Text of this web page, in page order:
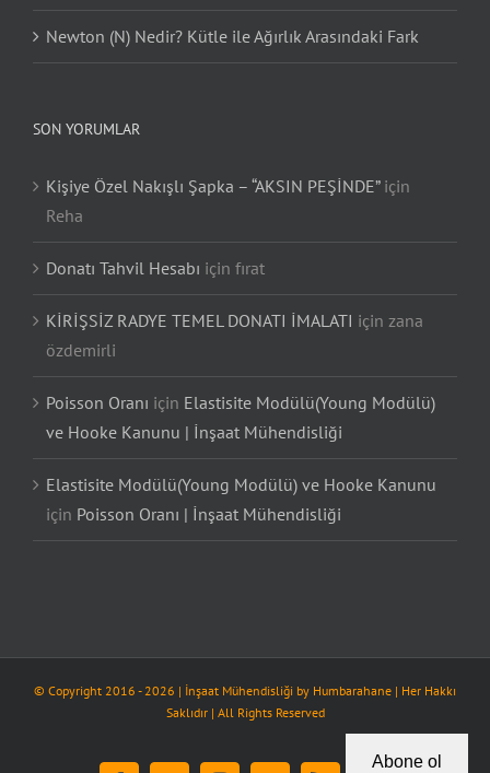
Newton (N) Nedir? Kütle ile Ağırlık Arasındaki Fark
SON YORUMLAR
Kişiye Özel Nakışlı Şapka – “AKSIN PEŞİNDE”için
Reha
Donatı Tahvil Hesabı için fırat
KİRİŞSİZ RADYE TEMEL DONATI İMALATI için zana
özdemirli
Poisson Oranı için Elastisite Modülü(Young Modülü)
ve Hooke Kanunu | İnşaat Mühendisliği
Elastisite Modülü(Young Modülü) ve Hooke Kanunu
için Poisson Oranı | İnşaat Mühendisliği
© Copyright 2016 -2026 | İnşaat Mühendisliği by Humbarahane | Her Hakkı
Saklıdır | All Rights Reserved
Abone ol